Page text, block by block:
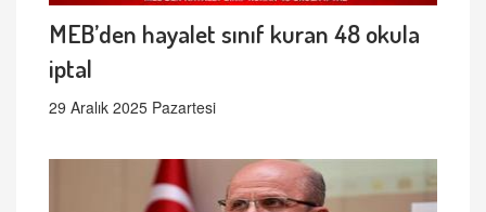
MEB’den hayalet sınıf kuran 48 okula
iptal
29 Aralık 2025 Pazartesi